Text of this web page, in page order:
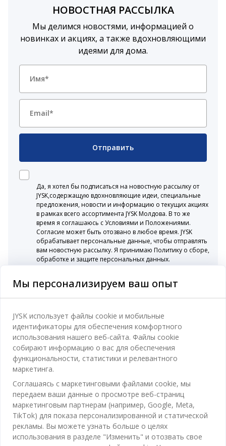
НОВОСТНАЯ РАССЫЛКА
Мы делимся новостями, информацией о
новинках и акциях, а также вдохновляющими
идеями для дома.
Отправить
Да, я хотел бы подписаться на новостную рассылку от
JYSK,содержащую вдохновляющие идеи, специальные
предложения, новости и информацию о текущих акциях
в рамках всего ассортимента JYSK Молдова. В то же
время я соглашаюсь с Условиями и Положениями.
Согласие может быть отозвано в любое время. JYSK
обрабатывает персональные данные, чтобы отправлять
вам новостную рассылку. Я принимаю Политику о сборе,
обработке и защите персональных данных.
Категории
Спальня
Ванная
Кабинет
Гостиная
Столовая
Хранение
Отдел обслуживания клиентов
Контакты службы поддержки клиентов
Магазины и часы работы
Акции
Пользовательское соглашение
Гарантия цены
JYSK
Про JYSK
JYSK.com
Пресса
ОФИС
TAROL-DD S.R.L. ул.Юбилейная, 41A мун. Кишинёв,
JYSK ОБСЛУЖИВАНИЕ КЛИЕНТОВ
Мы персонализируем ваш опыт
JYSK использует файлы cookie и мобильные
идентификаторы для обеспечения комфортного
использования нашего веб-сайта. Файлы cookie
собирают информацию о вас для обеспечения
функциональности, статистики и релевантного
маркетинга.
Соглашаясь с маркетинговыми файлами cookie, мы
передаем ваши данные о просмотре веб-страниц
маркетинговым партнерам (например, Google, Meta,
TikTok) для показа персонализированной и статической
рекламы. Вы можете узнать больше о целях
использования в разделе "Изменить" и отозвать свое